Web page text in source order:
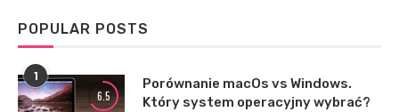
POPULAR POSTS
1
6.5
Porównanie macOs vs Windows.
Który system operacyjny wybrać?